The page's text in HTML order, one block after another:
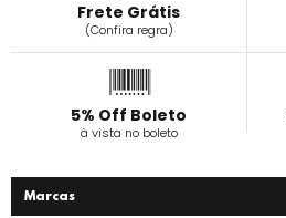
Frete Grátis
(Confira regra)
5% Off Boleto
à vista no boleto
Marcas